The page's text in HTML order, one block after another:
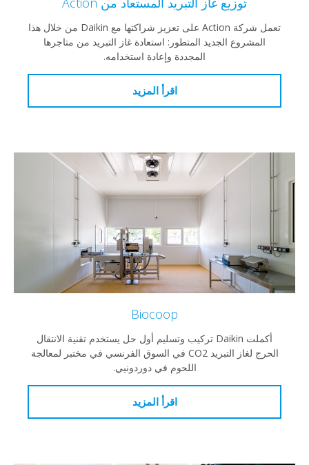
تعمل شركة Action على تعزيز شراكتها مع Daikin من خلال هذا
المشروع الجديد المتطور: استعادة غاز التبريد من متاجرها
المجددة وإعادة استخدامه.
اقرأ المزيد
Biocoop
أكملت Daikin تركيب وتسليم أول حل يستخدم تقنية الانتقال
الحرج لغاز التبريد CO2 في السوق الفرنسي في مختبر لمعالجة
اللحوم في دوردونيي.
اقرأ المزيد